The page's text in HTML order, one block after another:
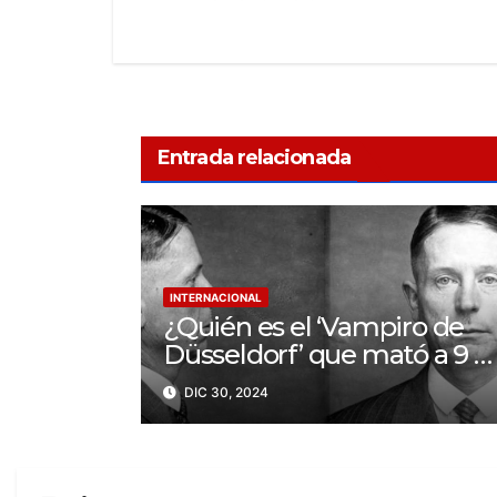
Entrada relacionada
INTERNACIONAL
¿Quién es el ‘Vampiro de
Düsseldorf’ que mató a 9 y
bebió sangre de sus
víctimas?
DIC 30, 2024